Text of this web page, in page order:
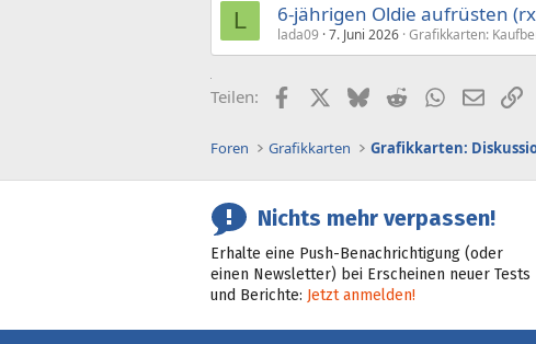
L 6-jährigen Oldie aufrüsten
lada09 7. Juni 2026 Grafikkarten:
Teilen: FacebookX (Twitter)
BlueskyRedditWhatsApp
E-Mail
Foren Grafikkarten Grafikkarten:
Nichts mehr verpassen!
Erhalte eine Push-Benachrichtigung (oder
einen Newsletter) bei Erscheinen neuer Tests
und Berichte: Jetzt anmelden!